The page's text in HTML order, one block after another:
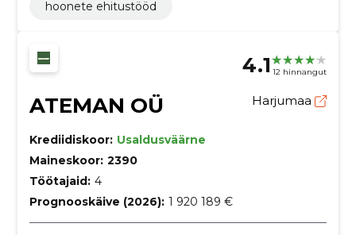
hoonete ehitustööd
4.1 12 hinnangut
ATEMAN OÜ Harjumaa
Krediidiskoor: Usaldusväärne
Maineskoor: 2390
Töötajaid: 4
Prognooskäive (2026): 1 920 189 €